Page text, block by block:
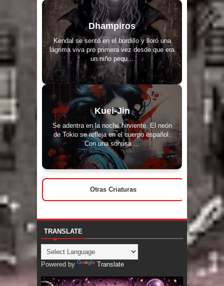
Dhampiros
Kendal se sentó en el bordillo y lloró una
lágrima viva pro primera vez desde que era
un niño pequ...
Kuei-Jin
Se adentra en la noche hirviente. El neón
de Tokio se refleja en el cuerpo español.
Con una sonrisa ...
Otras Criaturas
TRANSLATE
Powered by Translate